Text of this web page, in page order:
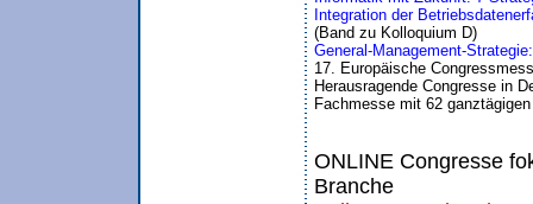
Integration der
(Band zu Kolloquium D)
General-Management-
17. Europäische
Herausragende Congresse in
Fachmesse mit 62
ONLINE Congresse
Branche